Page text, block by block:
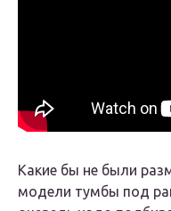
Какие бы не были
модели тумбы под